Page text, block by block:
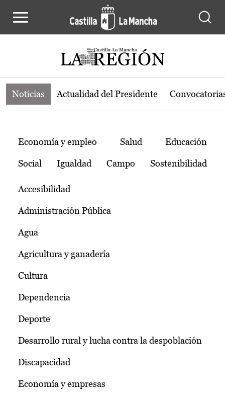
Noticias de la región de Castilla-La
Noticias Actualidad del Presidente
Temas
Economía y empleo Salud Educación
Social Igualdad Campo Sostenibilidad
Accesibilidad
Administración Pública
Agua
Agricultura y ganadería
Cultura
Dependencia
Deporte
Desarrollo rural y lucha contra la despoblación
Discapacidad
Economía y empresas